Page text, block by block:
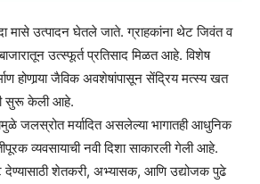
मासे उत्पादन घेतले जाते. ग्राहकांना थेट जिवंत व
उत्स्फूर्त प्रतिसाद मिळत आहे. विशेष
होणार्‍या जैविक अवशेषांपासून सेंद्रिय मत्स्य खत
सुरू केली आहे.
जलस्रोत मर्यादित असलेल्या भागातही आधुनिक
व्यवसायाची नवी दिशा साकारली गेली आहे.
शेतकरी, अभ्यासक, आणि उद्योजक पुढे